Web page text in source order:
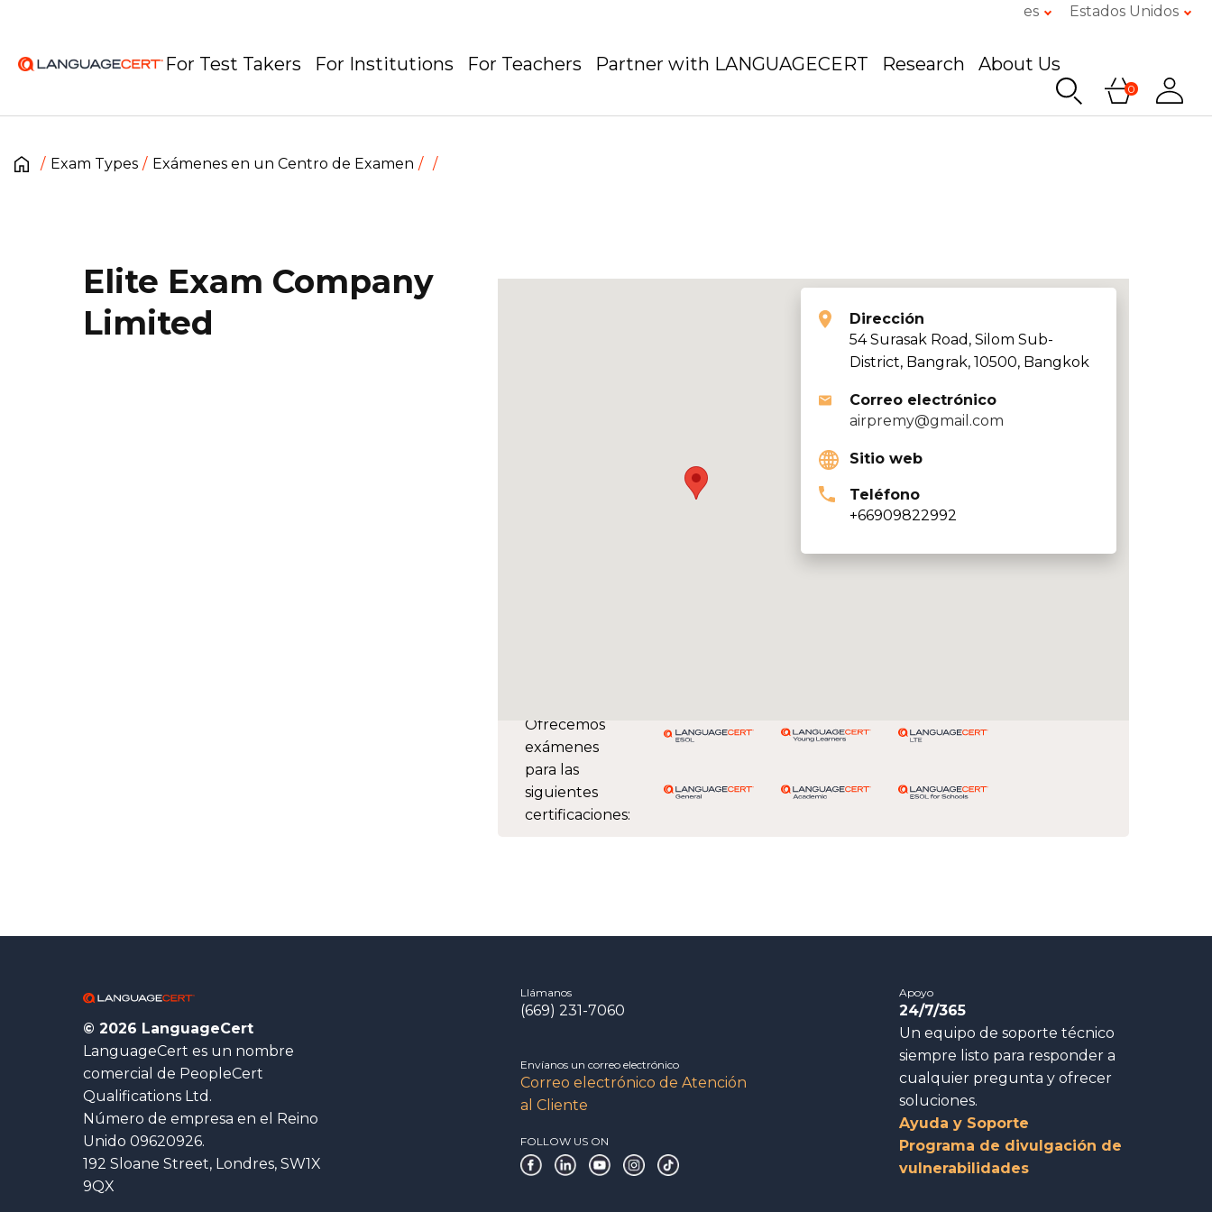
es Estados Unidos
For Test Takers For Institutions For Teachers Partner with LANGUAGECERT Research About Us
0
Exam Types Exámenes en un Centro de Examen
Ofrecemos
exámenes
para las
siguientes
certificaciones:
Dirección
54 Surasak Road, Silom Sub-
District, Bangrak, 10500, Bangkok
Correo electrónico
airpremy@gmail.com
Sitio web
Teléfono
+66909822992
Elite Exam Company
Limited
© 2026 LanguageCert
LanguageCert es un nombre
comercial de PeopleCert
Qualifications Ltd.
Número de empresa en el Reino
Unido 09620926.
192 Sloane Street, Londres, SW1X
9QX
Llámanos
(669) 231-7060
Envíanos un correo electrónico
Correo electrónico de Atención
al Cliente
FOLLOW US ON
Apoyo
24/7/365
Un equipo de soporte técnico
siempre listo para responder a
cualquier pregunta y ofrecer
soluciones.
Ayuda y Soporte
Programa de divulgación de
vulnerabilidades